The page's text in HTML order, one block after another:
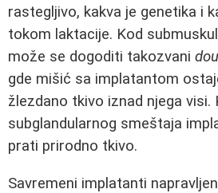
rastegljivo, kakva je genetika i
tokom laktacije. Kod
može se dogoditi takozvani
gde mišić sa implatantom
žlezdano tkivo iznad njega visi.
subglandularnog smeštaja
prati prirodno tkivo.
Savremeni implatanti